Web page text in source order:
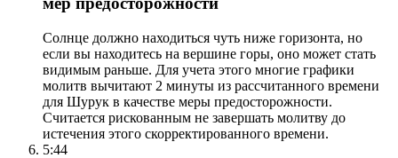
Солнце должно находиться чуть ниже горизонта, но
если вы находитесь на вершине горы, оно может стать
видимым раньше. Для учета этого многие графики
молитв вычитают 2 минуты из рассчитанного времени
для Шурук в качестве меры предосторожности.
Считается рискованным не завершать молитву до
истечения этого скорректированного времени.
5:44